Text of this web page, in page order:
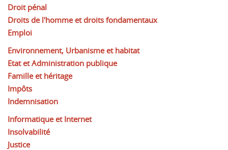
Droit pénal
Droits de l'homme et droits fondamentaux
Emploi
Environnement, Urbanisme et habitat
Etat et Administration publique
Famille et héritage
Impôts
Indemnisation
Informatique et Internet
Insolvabilité
Justice